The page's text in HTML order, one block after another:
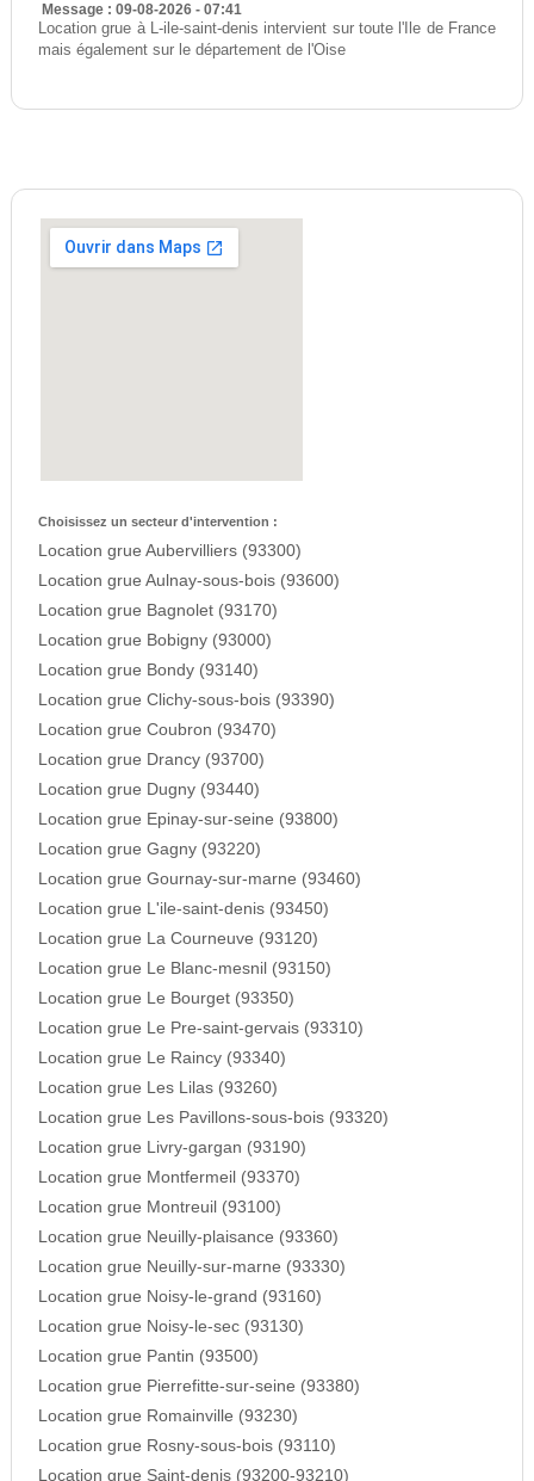
Message : 09-08-2026 - 07:41
Location grue à L-ile-saint-denis intervient sur toute l'Ile de France
mais également sur le département de l'Oise
Choisissez un secteur d'intervention :
Location grue Aubervilliers (93300)
Location grue Aulnay-sous-bois (93600)
Location grue Bagnolet (93170)
Location grue Bobigny (93000)
Location grue Bondy (93140)
Location grue Clichy-sous-bois (93390)
Location grue Coubron (93470)
Location grue Drancy (93700)
Location grue Dugny (93440)
Location grue Epinay-sur-seine (93800)
Location grue Gagny (93220)
Location grue Gournay-sur-marne (93460)
Location grue L'ile-saint-denis (93450)
Location grue La Courneuve (93120)
Location grue Le Blanc-mesnil (93150)
Location grue Le Bourget (93350)
Location grue Le Pre-saint-gervais (93310)
Location grue Le Raincy (93340)
Location grue Les Lilas (93260)
Location grue Les Pavillons-sous-bois (93320)
Location grue Livry-gargan (93190)
Location grue Montfermeil (93370)
Location grue Montreuil (93100)
Location grue Neuilly-plaisance (93360)
Location grue Neuilly-sur-marne (93330)
Location grue Noisy-le-grand (93160)
Location grue Noisy-le-sec (93130)
Location grue Pantin (93500)
Location grue Pierrefitte-sur-seine (93380)
Location grue Romainville (93230)
Location grue Rosny-sous-bois (93110)
Location grue Saint-denis (93200-93210)